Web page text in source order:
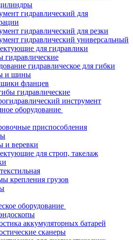
гидравлический для
гидравлический для резки
гидравлический универсальный
для гидравлики
гидравлические
гидравлическое для гибки
и шины
фланцев
гидравлические
инструмент
оборудование
приспособления
и веревки
для строп, такелаж
крепления грузов
оборудование
аккумуляторных батарей
сканеры